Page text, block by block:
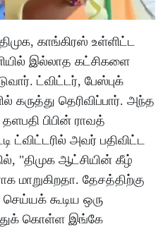
காங்கிரஸ் உள்ளிட்ட
இல்லாத கட்சிகளை
ட்விட்டர், பேஸ்புக்
தெரிவிப்பார். அந்த
பிபின் ராவத்
அவர் பதிவிட்ட
"திமுக ஆட்சியின் கீழ்
தேசத்திற்கு
கூடிய ஒரு
கொள்ள இங்கே